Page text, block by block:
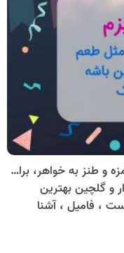
60 متن زیبا و خاص برای تبریک تولد بامزه و طنز به خواهر، برادر، دوست، فامیل، آشنا به صورت کارت پستال موزیکال
و گلچین بهترین
، فامیل ، آشنا